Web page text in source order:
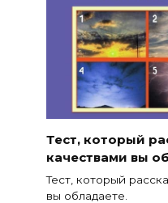
Тест, который
качествами вы
Тест, который
вы обладаете.